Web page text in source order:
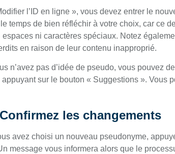
l’ID en ligne », vous devez entrer le
temps de bien réfléchir à votre choix, car ce
espaces ni caractères spéciaux. Notez
en raison de leur contenu inapproprié.
n’avez pas d’idée de pseudo, vous pouvez
sur le bouton « Suggestions ». Vous
les changements
avez choisi un nouveau pseudonyme,
message vous informera alors que le